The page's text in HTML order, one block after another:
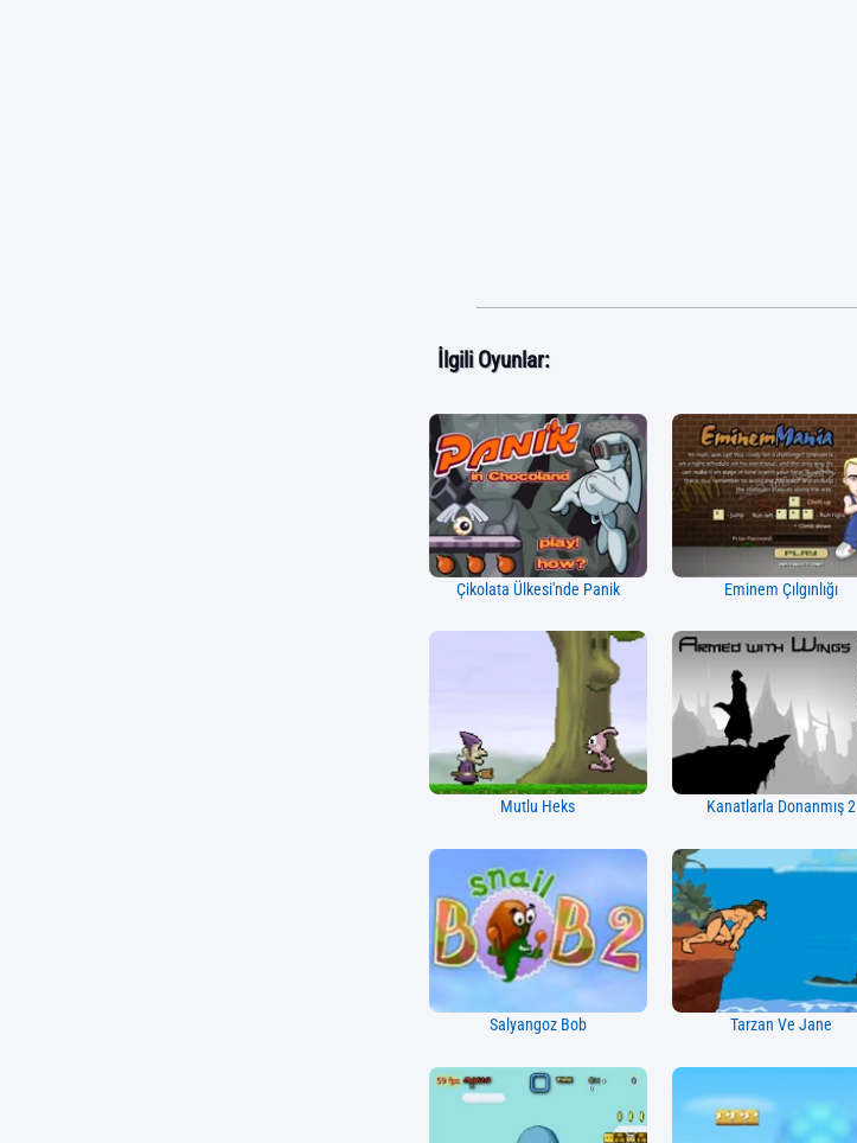
İlgili Oyunlar:
Çikolata Ülkesi'nde Panik Eminem Çılgınlığı
Mutlu Heks Kanatlarla Donanmış 2
Salyangoz Bob Tarzan Ve Jane